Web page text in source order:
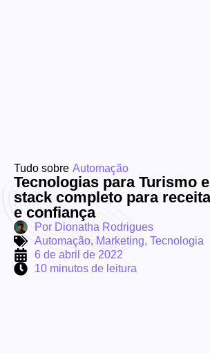
Tudo sobre Automação
Tecnologias para Turismo
stack completo para
e confiança
Por Dionatha Rodrigues
Automação, Marketing, Tecnologia
6 de abril de 2022
10 minutos de leitura